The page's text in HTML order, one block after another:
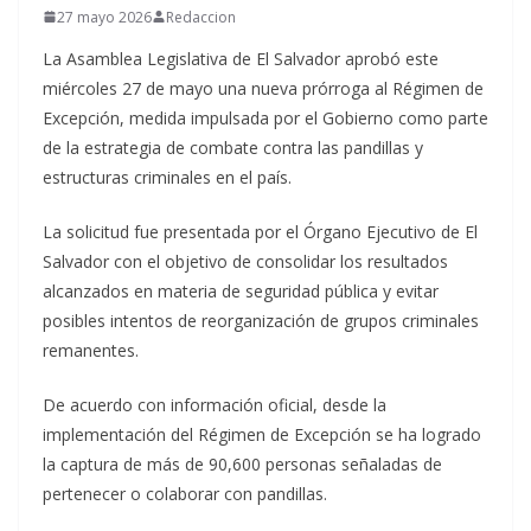
27 mayo 2026 Redaccion
La Asamblea Legislativa de El Salvador aprobó este
miércoles 27 de mayo una nueva prórroga al Régimen de
Excepción, medida impulsada por el Gobierno como parte
de la estrategia de combate contra las pandillas y
estructuras criminales en el país.
La solicitud fue presentada por el Órgano Ejecutivo de El
Salvador con el objetivo de consolidar los resultados
alcanzados en materia de seguridad pública y evitar
posibles intentos de reorganización de grupos criminales
remanentes.
De acuerdo con información oficial, desde la
implementación del Régimen de Excepción se ha logrado
la captura de más de 90,600 personas señaladas de
pertenecer o colaborar con pandillas.